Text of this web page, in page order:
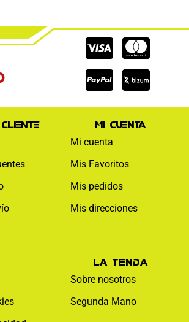
Cc-
visa
Cc-
Cc-
paypal
Mi cuenta
Mi cuenta
Mis Favoritos
Mis pedidos
Mis direcciones
La tienda
Sobre nosotros
Segunda Mano